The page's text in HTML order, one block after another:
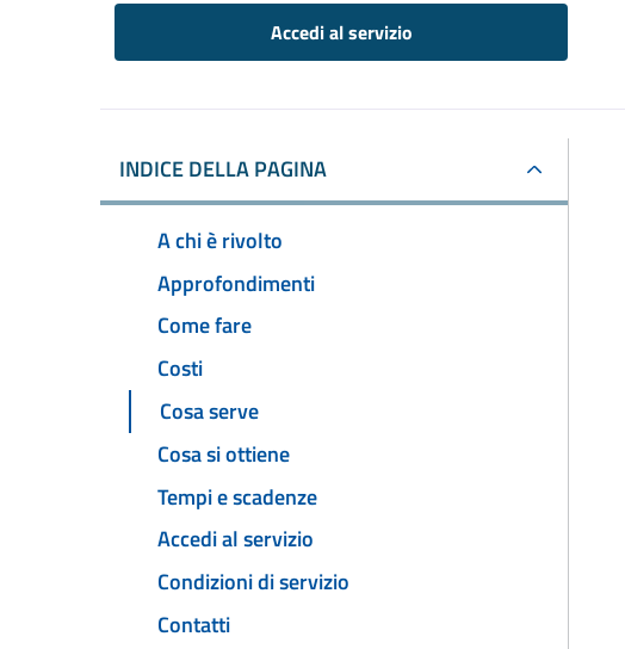
Accedi al servizio
INDICE DELLA PAGINA
A chi è rivolto
Approfondimenti
Come fare
Costi
Cosa serve
Cosa si ottiene
Tempi e scadenze
Accedi al servizio
Condizioni di servizio
Contatti